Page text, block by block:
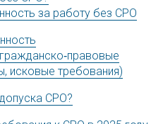
за работу без СРО
исковые требования)
СРО?